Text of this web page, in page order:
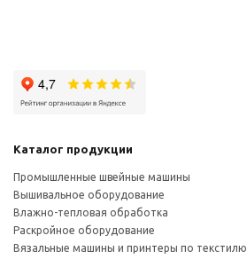
Каталог продукции
Промышленные швейные машины
Вышивальное оборудование
Влажно-тепловая обработка
Раскройное оборудование
Вязальные машины и принтеры по текстилю